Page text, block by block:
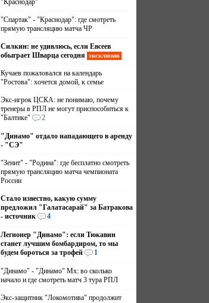
"Краснодар"
"Спартак" - "Краснодар": где смотреть
прямую трансляцию матча ЧР
Силкин: не удивлюсь, если Евсеев
обыграет Шварца сегодня
эксклюзив
Кучаев пожаловался на календарь
"Ростова": хочется домой, к семье
Экс-игрок ЦСКА: не понимаю, почему
тренеры в РПЛ не могут приспособиться к
"Балтике"
2
"Динамо" отдало нападающего в аренду
- "СЭ"
"Зенит" - "Родина": где бесплатно смотреть
прямую трансляцию матча чемпионата
России
Стало известно, какую сумму
предложил "Галатасарай" за Батракова
- источник
4
Легионер "Динамо": если Тюкавин
станет лучшим бомбардиром, то мы
будем бороться за трофей
1
"Динамо" - "Динамо" Мх: во сколько
начало и где смотреть матч 3 тура РПЛ
Экс-защитник "Локомотива" продолжит